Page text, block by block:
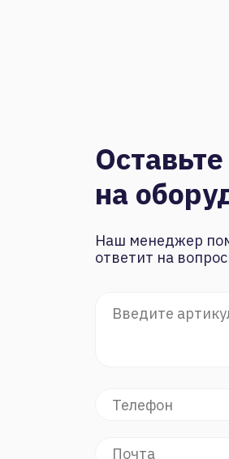
на
Наш менеджер
ответит на